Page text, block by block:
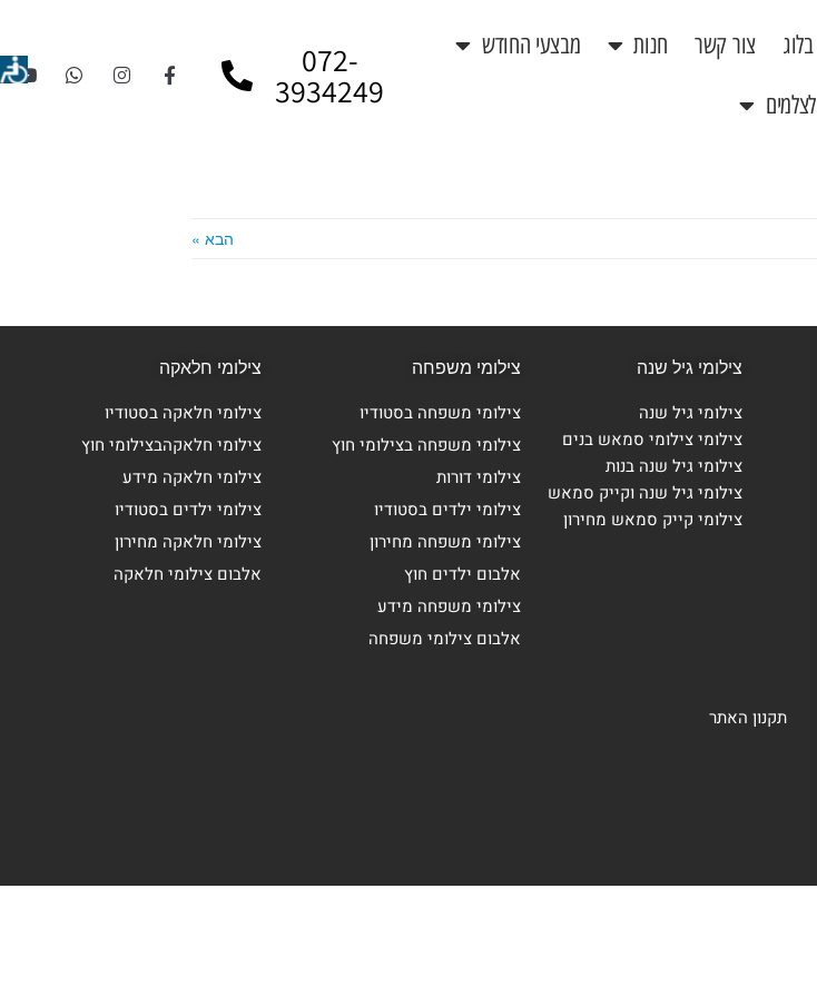
בלוג צור קשר חנות
מבצעי החודש
לצלמים
072-
3934249
הבא »
צילומי גיל שנה
צילומי גיל שנה
צילומי צילומי סמאש בנים
צילומי גיל שנה בנות
צילומי גיל שנה וקייק סמאש
צילומי קייק סמאש מחירון
צילומי משפחה
צילומי משפחה בסטודיו
צילומי משפחה בצילומי חוץ
צילומי דורות
צילומי ילדים בסטודיו
צילומי משפחה מחירון
אלבום ילדים חוץ
צילומי משפחה מידע
אלבום צילומי משפחה
צילומי חלאקה
צילומי חלאקה בסטודיו
צילומי חלאקהבצילומי חוץ
צילומי חלאקה מידע
צילומי ילדים בסטודיו
צילומי חלאקה מחירון
אלבום צילומי חלאקה
תקנון האתר